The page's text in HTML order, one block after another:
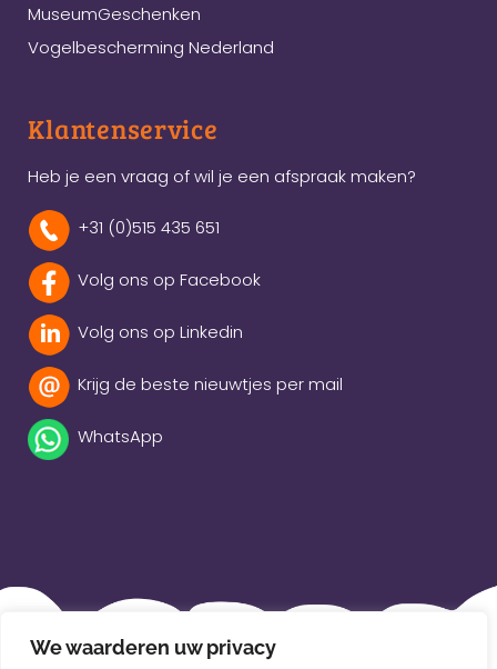
We waarderen uw privacy
MuseumGeschenken
Vogelbescherming Nederland
Klantenservice
Heb je een vraag of wil je een afspraak maken?
+31 (0)515 435 651
Volg ons op Facebook
Volg ons op Linkedin
Krijg de beste nieuwtjes per mail
WhatsApp
Beleidsverklaring